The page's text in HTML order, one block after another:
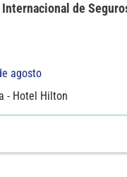
de
agosto
- Hotel Hilton